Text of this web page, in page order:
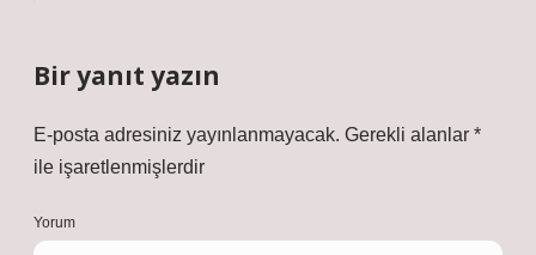
Bir yanıt yazın
E-posta adresiniz yayınlanmayacak. Gerekli alanlar *
ile işaretlenmişlerdir
Yorum